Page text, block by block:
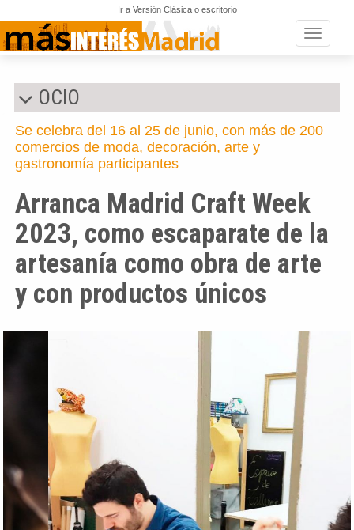
Ir a Versión Clásica o escritorio
Toggle
OCIO
Se celebra del 16 al 25 de junio, con más de 200
comercios de moda, decoración, arte y
gastronomía participantes
Arranca Madrid Craft Week
2023, como escaparate de la
artesanía como obra de arte
y con productos únicos